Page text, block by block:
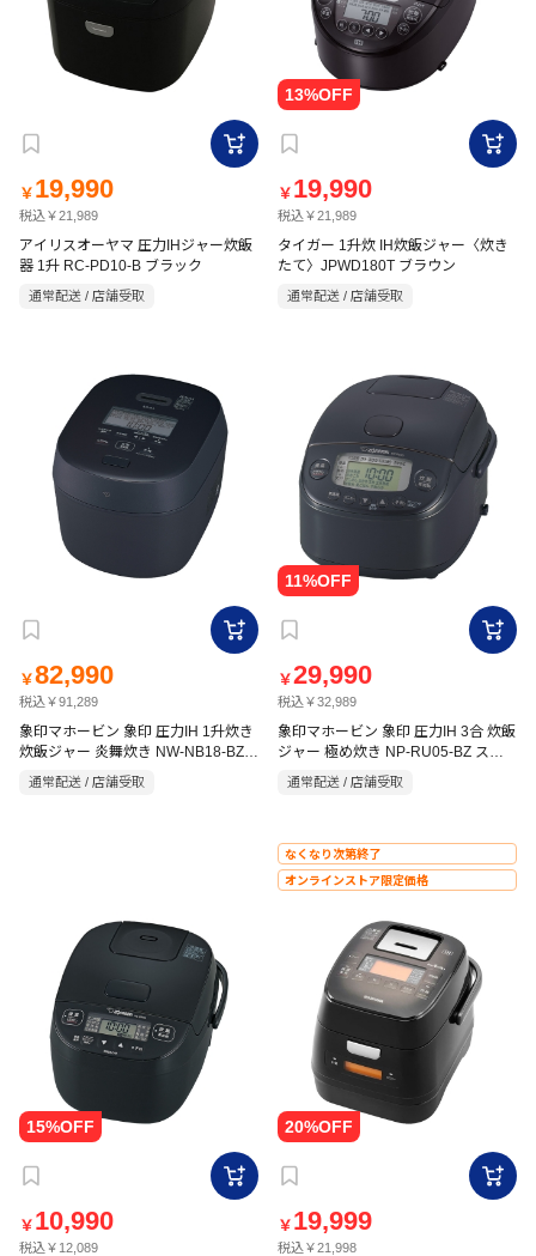
￥ 19,990
税込￥21,989
アイリスオーヤマ 圧力IHジャー炊飯
器 1升 RC-PD10-B ブラック
通常配送 / 店舗受取
￥ 19,990
税込￥21,989
タイガー 1升炊 IH炊飯ジャー〈炊き
たて〉JPWD180T ブラウン
通常配送 / 店舗受取
￥82,990
税込￥91,289
象印マホービン 象印 圧力IH 1升炊き
炊飯ジャー 炎舞炊き NW-NB18-BZ
スレートブラック
通常配送 / 店舗受取
￥29,990
税込￥32,989
象印マホービン 象印 圧力IH 3合 炊飯
ジャー 極め炊き NP-RU05-BZ スレ
ートブラック
通常配送 / 店舗受取
￥ 10,990
税込￥12,089
なくなり次第終了
オンラインストア限定価格
￥ 19,999
税込￥21,998